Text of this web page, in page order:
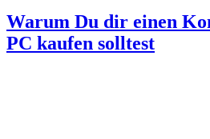
Warum Du dir einen
PC kaufen solltest